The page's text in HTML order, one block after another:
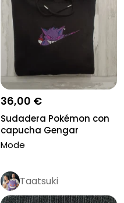
36,00 €
Sudadera Pokémon con
capucha Gengar
Mode
Taatsuki